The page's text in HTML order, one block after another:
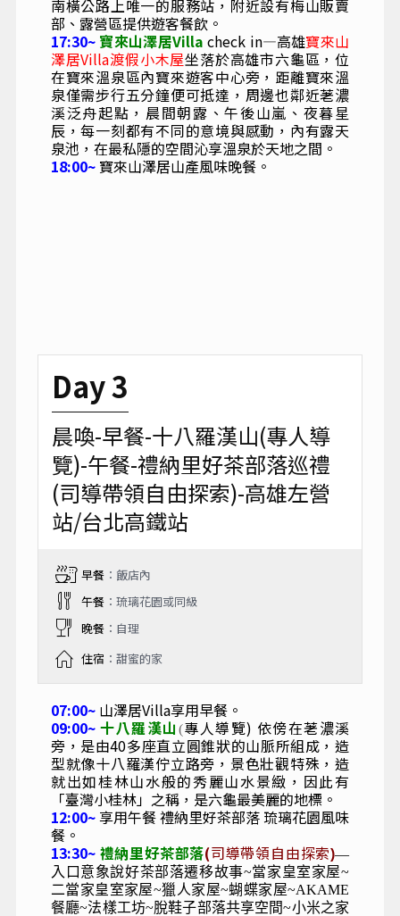
南橫公路上唯一的服務站，附近設有梅山販賣
部、露營區提供遊客餐飲。
17:30~ 寶來山澤居Villa check in—高雄寶來山
澤居Villa渡假小木屋坐落於高雄市六龜區，位
在寶來溫泉區內寶來遊客中心旁，距離寶來溫
泉僅需步行五分鐘便可抵達，周邊也鄰近荖濃
溪泛舟起點，晨間朝露、午後山嵐、夜暮星
辰，每一刻都有不同的意境與感動，內有露天
泉池，在最私隱的空間沁享溫泉於天地之間。
18:00~ 寶來山澤居山產風味晚餐。
Day 3
晨喚-早餐-十八羅漢山(專人導
覽)-午餐-禮納里好茶部落巡禮
(司導帶領自由探索)-高雄左營
站/台北高鐵站
早餐：飯店內
午餐：琉璃花園或同級
晚餐：自理
住宿 ：甜蜜的家
07:00~ 山澤居Villa享用早餐。
09:00~十八羅漢山 (專人導覽) 依傍在荖濃溪
旁，是由40多座直立圓錐狀的山脈所組成，造
型就像十八羅漢佇立路旁，景色壯觀特殊，造
就出如桂林山水般的秀麗山水景緻，因此有
「臺灣小桂林」之稱，是六龜最美麗的地標。
12:00~享用午餐 禮納里好茶部落 琉璃花園風味
餐。
13:30~ 禮納里好茶部落(司導帶領自由探索)—
入口意象說好茶部落遷移故事~當家皇室家屋~
二當家皇室家屋~獵人家屋~蝴蝶家屋~AKAME
餐廳~法樣工坊~脫鞋子部落共享空間~小米之家